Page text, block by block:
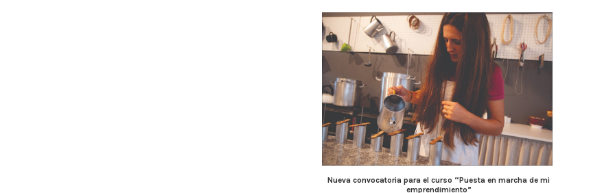
Nueva convocatoria para el curso “Puesta en marcha de mi
emprendimiento”